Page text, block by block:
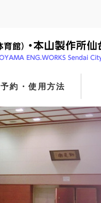
予約・使用方法